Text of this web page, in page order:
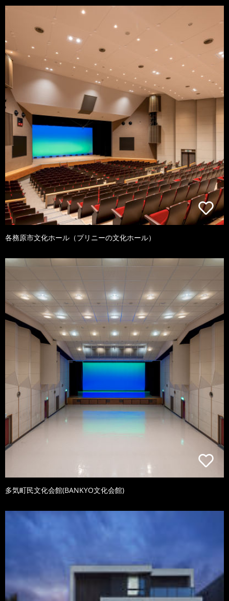
各務原市文化ホール（プリニーの文化ホール）
多気町民文化会館(BANKYO文化会館)